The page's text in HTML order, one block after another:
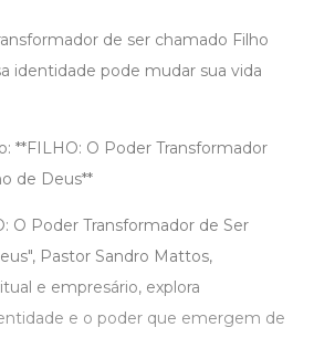
de ser chamado Filho
identidade pode mudar sua vida
**FILHO: O Poder Transformador
de Deus**
O Poder Transformador de Ser
Pastor Sandro Mattos,
e empresário, explora
e o poder que emergem de